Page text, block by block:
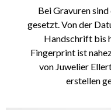
BeiGravurensind
gesetzt. Von der
Handschrift bis
Fingerprint ist
von Juwelier
erstellen